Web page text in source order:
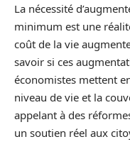
La nécessité
minimum est une
coût de la vie
savoir si ces
économistes mettent
niveau de vie et la
appelant à des
un soutien réel aux